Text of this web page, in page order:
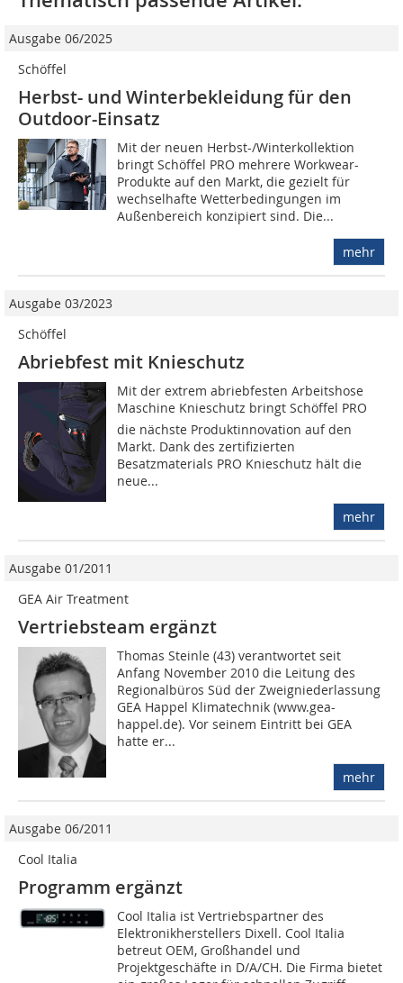
Ausgabe 06/2025
Schöffel
Herbst- und Winterbekleidung für den
Outdoor-Einsatz
Mit der neuen Herbst-/Winterkollektion
bringt Schöffel PRO mehrere Workwear-
Produkte auf den Markt, die gezielt für
wechselhafte Wetterbedingungen im
Außenbereich konzipiert sind. Die...
mehr
Ausgabe 03/2023
Schöffel
Abriebfest mit Knieschutz
Mit der extrem abriebfesten Arbeitshose
Maschine Knieschutz bringt Schöffel PRO
die nächste Produktinnovation auf den
Markt. Dank des zertifizierten
Besatzmaterials PRO Knieschutz hält die
neue...
mehr
Ausgabe 01/2011
GEA Air Treatment
Vertriebsteam ergänzt
Thomas Steinle (43) verantwortet seit
Anfang November 2010 die Leitung des
Regionalbüros Süd der Zweigniederlassung
GEA Happel Klimatechnik (www.gea-
happel.de). Vor seinem Eintritt bei GEA
hatte er...
mehr
Ausgabe 06/2011
Cool Italia
Programm ergänzt
Cool Italia ist Vertriebspartner des
Elektronikherstellers Dixell. Cool Italia
betreut OEM, Großhandel und
Projektgeschäfte in D/A/CH. Die Firma bietet